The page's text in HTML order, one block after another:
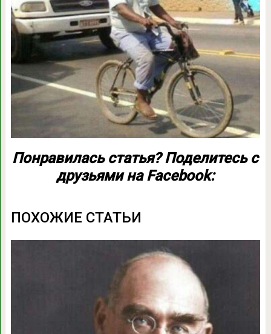
Понравилась статья? Поделитесь с
друзьями на Facebook:
ПОХОЖИЕ СТАТЬИ